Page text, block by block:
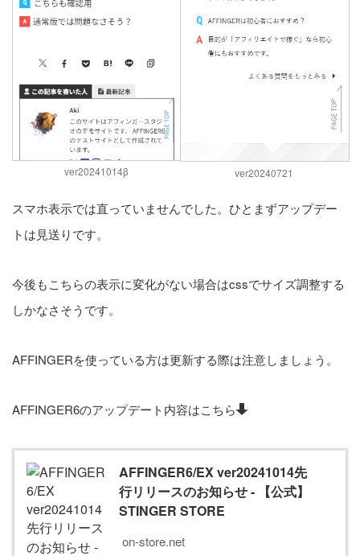
ver20241014β ver20240721
スマホ表示では直っていませんでした。ひとまずアップデー
トは見送りです。
今後もこちらの表示に変化がない場合はcssでサイズ調整する
しかなさそうです。
AFFINGERを使っている方は更新する際は注意しましょう。
AFFINGER6のアップデート内容はこちら
AFFINGER6/EX ver20241014先
行リリースのお知らせ - 【公式】
STINGER STORE
on-store.net